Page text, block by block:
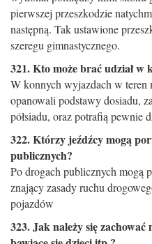
pierwszej przeszkodzie
następną. Tak ustawione
szeregu gimnastycznego.
321. Kto może brać udział
W konnych wyjazdach w teren
opanowali podstawy dosiadu,
półsiadu, oraz potrafią pewnie
322. Którzy jeźdźcy mogą
publicznych?
Po drogach publicznych mogą
znający zasady ruchu
pojazdów
323. Jak należy się